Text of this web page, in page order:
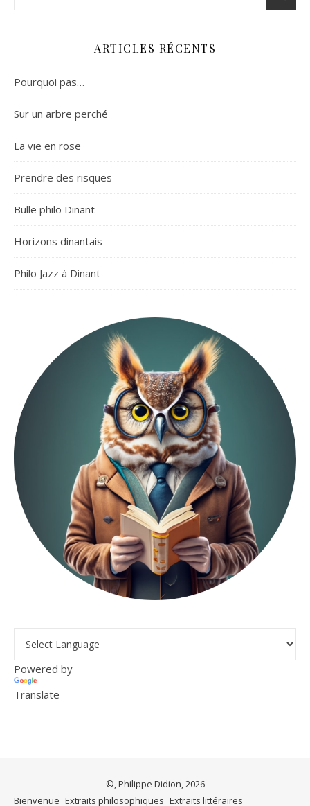
ARTICLES RÉCENTS
Pourquoi pas…
Sur un arbre perché
La vie en rose
Prendre des risques
Bulle philo Dinant
Horizons dinantais
Philo Jazz à Dinant
Powered by
Translate
©, Philippe Didion, 2026
Bienvenue Extraits philosophiques Extraits littéraires